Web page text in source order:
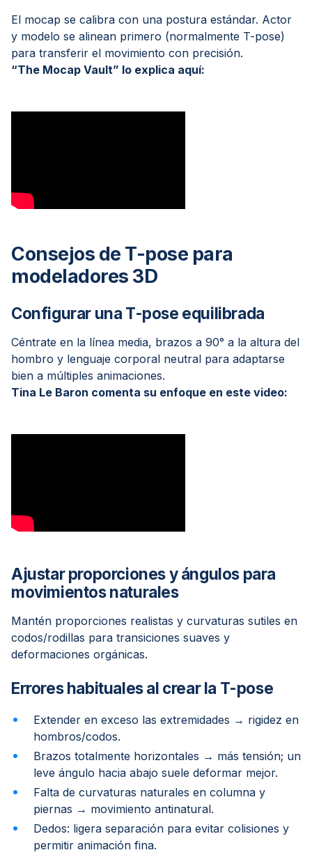
El mocap se calibra con una postura estándar. Actor
y modelo se alinean primero (normalmente T-pose)
para transferir el movimiento con precisión.
“The Mocap Vault” lo explica aquí:
Consejos de T-pose para
modeladores 3D
Configurar una T-pose equilibrada
Céntrate en la línea media, brazos a 90° a la altura del
hombro y lenguaje corporal neutral para adaptarse
bien a múltiples animaciones.
Tina Le Baron comenta su enfoque en este video:
Ajustar proporciones y ángulos para
movimientos naturales
Mantén proporciones realistas y curvaturas sutiles en
codos/rodillas para transiciones suaves y
deformaciones orgánicas.
Errores habituales al crear la T-pose
Extender en exceso las extremidades → rigidez en
hombros/codos.
Brazos totalmente horizontales → más tensión; un
leve ángulo hacia abajo suele deformar mejor.
Falta de curvaturas naturales en columna y
piernas → movimiento antinatural.
Dedos: ligera separación para evitar colisiones y
permitir animación fina.